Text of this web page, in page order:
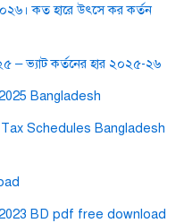
কত হারে উৎসে কর কর্তন
– ভ্যাট কর্তনের হার ২০২৫-২৬
Bangladesh
Schedules Bangladesh
BD pdf free download